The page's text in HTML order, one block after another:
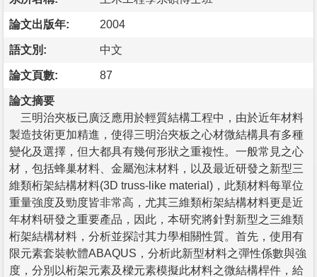
論文出版年: 2004
語文別: 中文
論文頁數: 87
論文摘要
三明治夾板已廣泛應用於輕質結構工程中，由於近年材料
製造技術更加精進，使得三明治夾板之心材微結構具有多種
變化及選擇，但大都具有幾何形狀之重複性。一般常見之心
材，包括蜂巢材料、金屬泡沫材料，以及最近研發之新型三
維類桁架結構材料(3D truss-like material)，此類材料每單位
重量強度及勁度皆非常高，尤其三維類桁架結構材料更是近
年材料研發之重要產品，因此，本研究將針對新型之三維類
桁架結構材料，分析並探討其力學相關性質。首先，使用有
限元素套裝軟體ABAQUS，分析此新型材料之彈性係數與強
度，分別以桁架元素及樑元素模擬此材料之微結構桿件，給